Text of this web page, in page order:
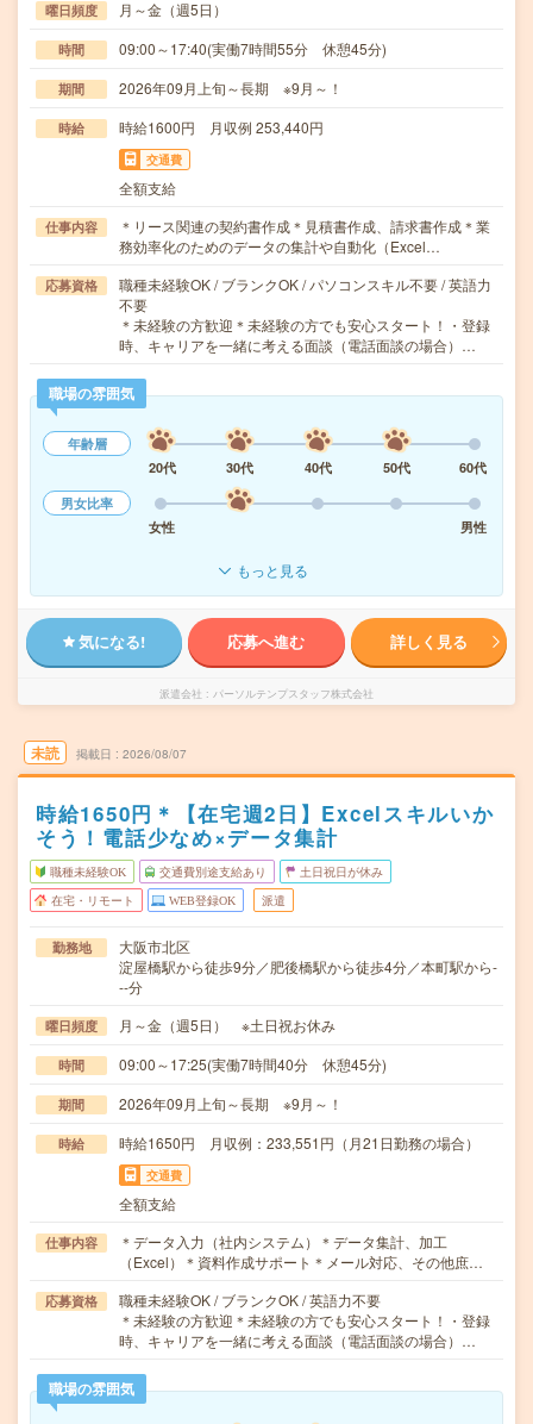
曜日頻度 月～金（週5日）
時間 09:00～17:40(実働7時間55分 休憩45分)
期間 2026年09月上旬～長期 ※9月～！
時給 時給1600円 月収例 253,440円
交通費
全額支給
仕事内容
＊リース関連の契約書作成＊見積書作成、請求書作成＊業
務効率化のためのデータの集計や自動化（Excel…
応募資格
職種未経験OK / ブランクOK / パソコンスキル不要 / 英語力
不要
＊未経験の方歓迎＊未経験の方でも安心スタート！・登録
時、キャリアを一緒に考える面談（電話面談の場合）…
職場の雰囲気
年齢層
20代
30代 40代 50代
60代
男女比率
女性
男性
もっと見る
気になる! 応募へ進む 詳しく見る
派遣会社 パーソルテンプスタッフ株式会社
未読 掲載日 2026/08/07
時給1650円＊【在宅週2日】Excelスキルいか
そう！電話少なめ×データ集計
職種未経験OK 交通費別途支給あり 土日祝日が休み
在宅・リモート WEB登録OK 派遣
勤務地
大阪市北区
淀屋橋駅から徒歩9分／肥後橋駅から徒歩4分／本町駅から-
--分
曜日頻度 月～金（週5日） ※土日祝お休み
時間 09:00～17:25(実働7時間40分 休憩45分)
期間 2026年09月上旬～長期 ※9月～！
時給 時給1650円 月収例：233,551円（月21日勤務の場合）
交通費
全額支給
仕事内容
＊データ入力（社内システム）＊データ集計、加工
（Excel）＊資料作成サポート＊メール対応、その他庶…
応募資格
職種未経験OK / ブランクOK / 英語力不要
＊未経験の方歓迎＊未経験の方でも安心スタート！・登録
時、キャリアを一緒に考える面談（電話面談の場合）…
職場の雰囲気